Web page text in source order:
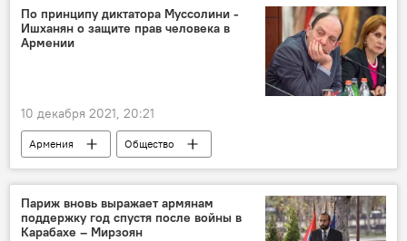
платформа
замминистра
Новости Армения
По принципу диктатора Муссолини -
Ишханян о защите прав человека в
Армении
10 декабря 2021, 20:21
Армения
Общество
права человека
Ишханян
Париж вновь выражает армянам
поддержку год спустя после войны в
Карабахе – Мирзоян